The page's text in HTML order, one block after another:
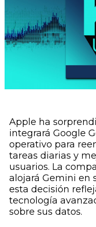
Apple ha
integrará Google
operativo para
tareas diarias y
usuarios. La
alojará Gemini en
esta decisión
tecnología
sobre sus datos.